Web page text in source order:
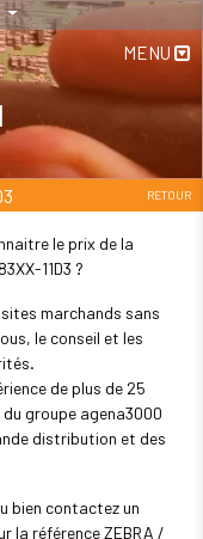
MENU
RETOUR
le prix de la
11D3 ?
marchands sans
le conseil et les
de plus de 25
groupe agena3000
distribution et des
bien contactez un
la référence ZEBRA /